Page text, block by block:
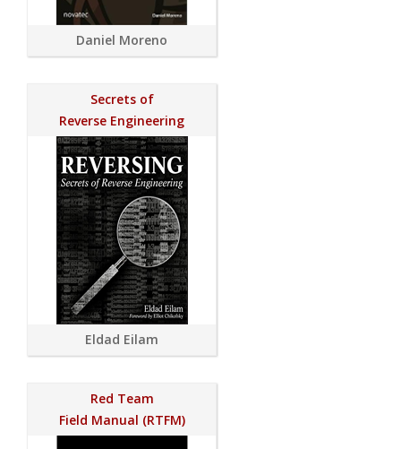
Daniel Moreno
Secrets of
Reverse Engineering
Eldad Eilam
Red Team
Field Manual (RTFM)